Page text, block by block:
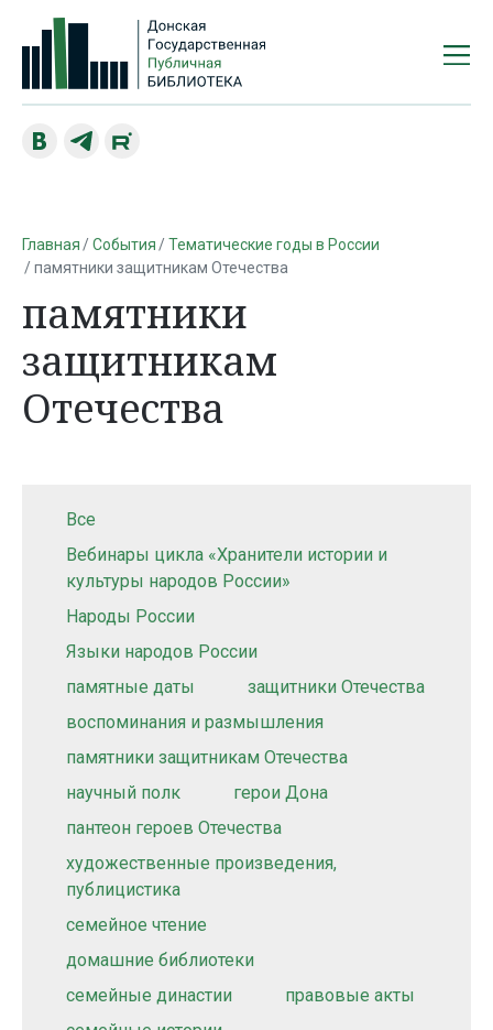
Главная События
Тематические годы в России
памятники защитникам Отечества
памятники
защитникам
Отечества
Все
Вебинары цикла «Хранители истории и
культуры народов России»
Народы России
Языки народов России
памятные даты
защитники Отечества
воспоминания и размышления
памятники защитникам Отечества
научный полк
герои Дона
пантеон героев Отечества
художественные произведения,
публицистика
семейное чтение
домашние библиотеки
семейные династии
правовые акты